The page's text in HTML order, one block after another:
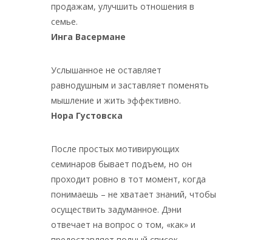
продажам, улучшить отношения в
семье.
Инга Васермане
Услышанное не оставляет
равнодушным и заставляет поменять
мышление и жить эффективно.
Нора Густовска
После простых мотивирующих
семинаров бывает подъем, но он
проходит ровно в тот момент, когда
понимаешь – не хватает знаний, чтобы
осуществить задуманное. Дэни
отвечает на вопрос о том, «как» и